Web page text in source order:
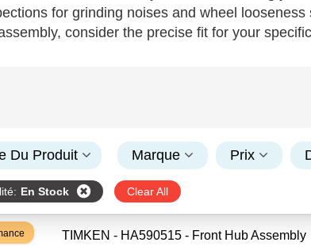
for grinding noises and wheel
consider the precise fit for your
Shop with us for a premium selection that
Du Produit Marque Prix
: En Stock Clear All
TIMKEN - HA590515 - Front Hub Assembly